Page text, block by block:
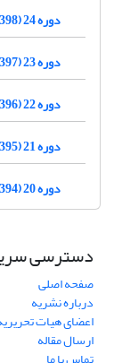
دوره 24 (1398 و 1399)
دوره 23 (1397 و 1398)
دوره 22 (1396 و 1397)
دوره 21 (1395 و 1396)
دوره 20 (1394 و 1395)
دسترسی
صفحه اصلی
درباره نشریه
اعضای هیات
ارسال مقاله